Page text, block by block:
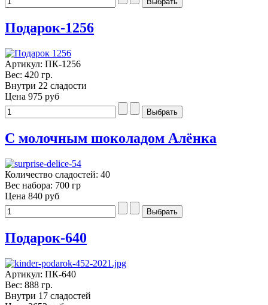
Подарок-1256
Артикул: ПК-1256
Вес: 420 гр.
Внутри 22 сладости
Цена 975 руб
С молочным шоколадом Алёнка
Количество сладостей: 40
Вес набора: 700 гр
Цена 840 руб
Подарок-640
Артикул: ПК-640
Вес: 888 гр.
Внутри 17 сладостей